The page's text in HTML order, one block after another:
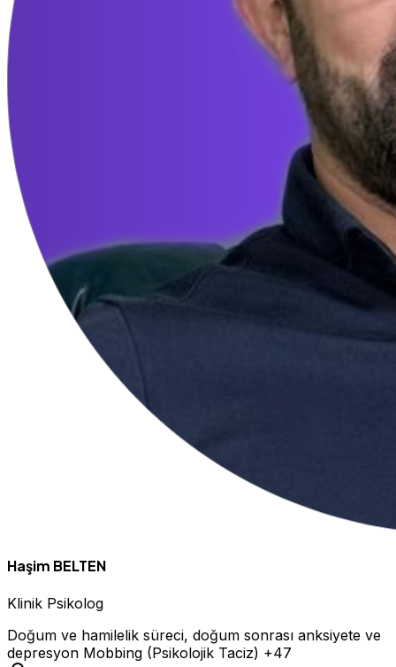
Haşim BELTEN
Klinik Psikolog
Doğum ve hamilelik süreci, doğum sonrası anksiyete ve
depresyon Mobbing (Psikolojik Taciz) +47